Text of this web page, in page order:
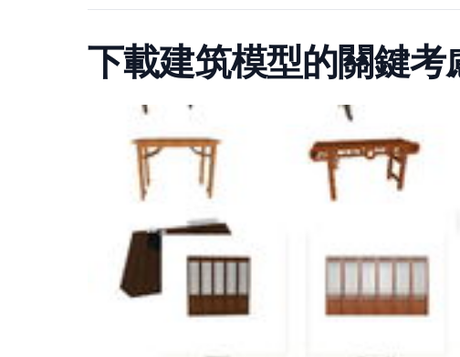
下載建筑模型的關鍵